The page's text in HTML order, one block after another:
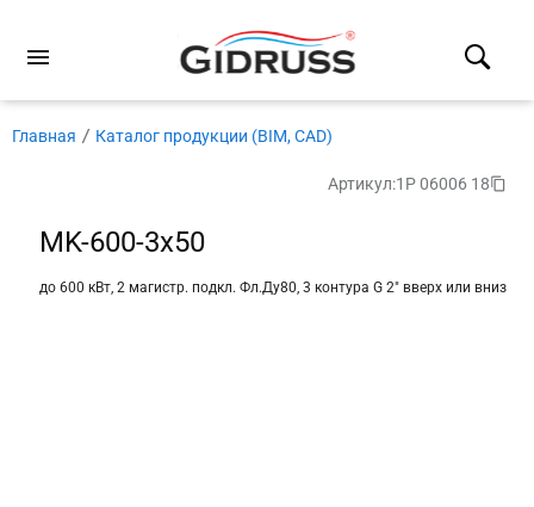
Главная Каталог продукции (BIM, CAD)
Артикул:1P 06006 18
MK-600-3x50
до 600 кВт, 2 магистр. подкл. Фл.Ду80, 3 контура G 2″ вверх или вниз